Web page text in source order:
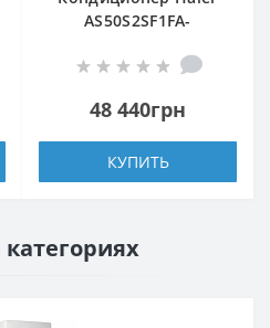
AS50S2SF1FA-
48 440грн
КУПИТЬ